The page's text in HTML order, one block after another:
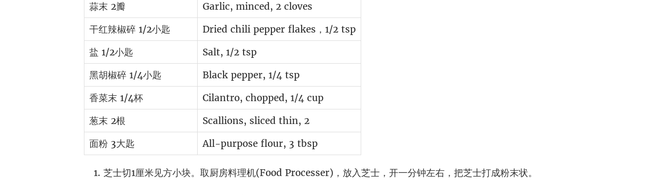
蒜末 2瓣
Garlic, minced, 2 cloves
干红辣椒碎 1/2小匙
Dried chili pepper flakes，1/2 tsp
盐 1/2小匙
Salt, 1/2 tsp
黑胡椒碎 1/4小匙
Black pepper, 1/4 tsp
香菜末 1/4杯
Cilantro, chopped, 1/4 cup
葱末 2根
Scallions, sliced thin, 2
面粉 3大匙
All-purpose flour, 3 tbsp
芝士切1厘米见方小块。取厨房料理机(Food Processer)，放入芝士，开一分钟左右，把芝士打成粉末状。